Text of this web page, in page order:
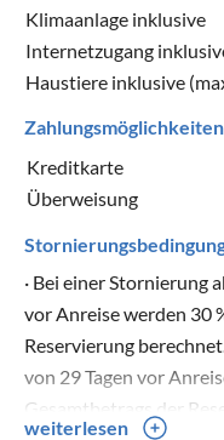
Klimaanlage inklusive
Internetzugang
Haustiere inklusive
Kreditkarte
Überweisung
· Bei einer Stornierung
vor Anreise werden 30
Reservierung
von 29 Tagen vor
Gesamtbetrags der
weiterlesen